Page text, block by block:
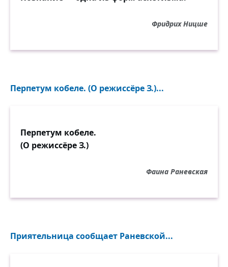
Фридрих Ницше
Перпетум кобеле. (О режиссёре З.)...
Перпетум кобеле.
(О режиссёре З.)
Фаина Раневская
Приятельница сообщает Раневской...